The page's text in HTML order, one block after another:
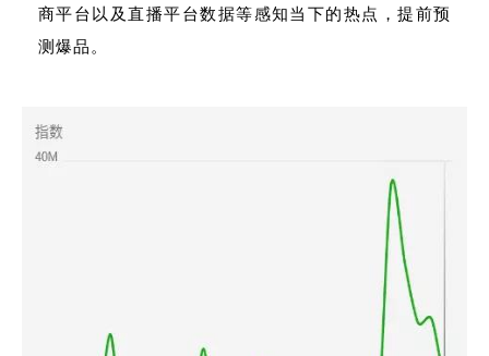
商平台以及直播平台数据等感知当下的热点，提前预
测爆品。